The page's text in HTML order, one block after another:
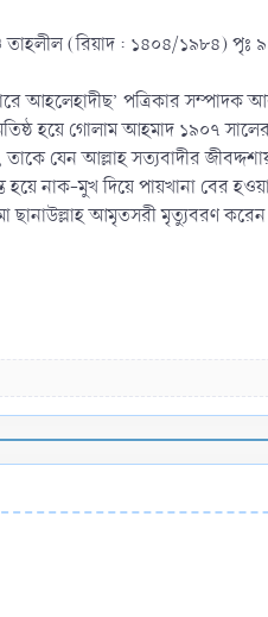
ও তাহলীল (রিয়াদ : ১৪০৪/১৯৮৪)
আহলেহাদীছ’ পত্রিকার
হয়ে গোলাম আহমাদ ১৯০৭ সালের
যেন আল্লাহ সত্যবাদীর
নাক-মুখ দিয়ে পায়খানা বের
আমৃতসরী মৃত্যুবরণ করেন